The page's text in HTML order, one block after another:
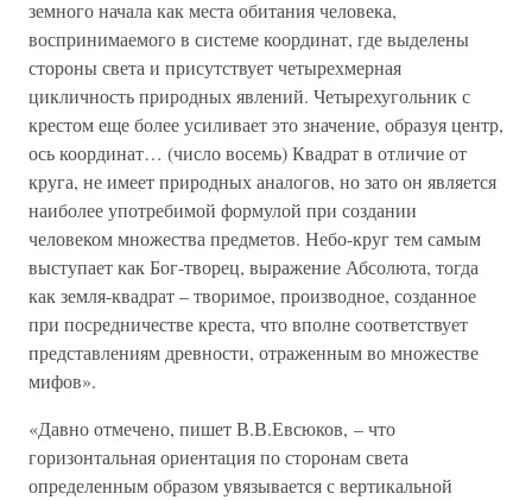
земного начала как места обитания человека,
воспринимаемого в системе координат, где выделены
стороны света и присутствует четырехмерная
цикличность природных явлений. Четырехугольник с
крестом еще более усиливает это значение, образуя центр,
ось координат… (число восемь) Квадрат в отличие от
круга, не имеет природных аналогов, но зато он является
наиболее употребимой формулой при создании
человеком множества предметов. Небо-круг тем самым
выступает как Бог-творец, выражение Абсолюта, тогда
как земля-квадрат – творимое, производное, созданное
при посредничестве креста, что вполне соответствует
представлениям древности, отраженным во множестве
мифов».
«Давно отмечено, пишет В.В.Евсюков, – что
горизонтальная ориентация по сторонам света
определенным образом увязывается с вертикальной